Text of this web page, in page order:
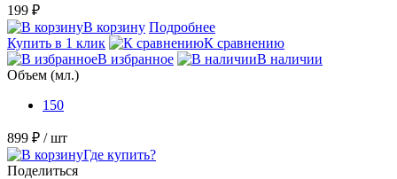
199 ₽
В корзину Подробнее
Купить в 1 клик
К сравнению
В избранное
В наличии
Объем (мл.)
150
899 ₽ / шт
Где купить?
Поделиться